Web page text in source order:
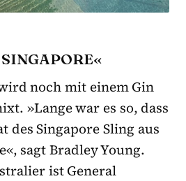
noch mit einem Gin
»Lange war es so, dass
des Singapore Sling aus
sagt Bradley Young.
ist General